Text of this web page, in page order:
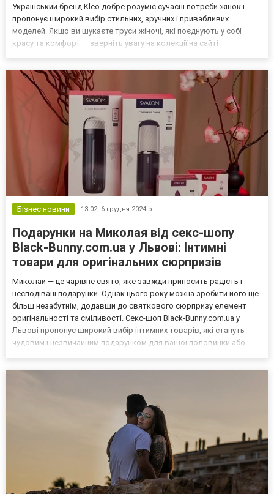
Український бренд Kleo добре розуміє сучасні потреби жінок і
пропонує широкий вибір стильних, зручних і привабливих
моделей. Якщо ви шукаєте труси жіночі, які поєднують у собі
красу та комфорт — зверніть увагу на колекції на сайті
Бізнес новини 13:02, 6 грудня 2024 р.
Подарунки на Миколая від секс-шопу
Black-Bunny.com.ua у Львові: Інтимні
товари для оригінальних сюрпризів
Миколай — це чарівне свято, яке завжди приносить радість і
несподівані подарунки. Однак цього року можна зробити його ще
більш незабутнім, додавши до святкового сюрпризу елемент
оригінальності та сміливості. Секс-шоп Black-Bunny.com.ua у
Львові пропонує широкий вибір інтимних товарів, які стануть
чудовим і незвичайним подарунком для вашої половинки або